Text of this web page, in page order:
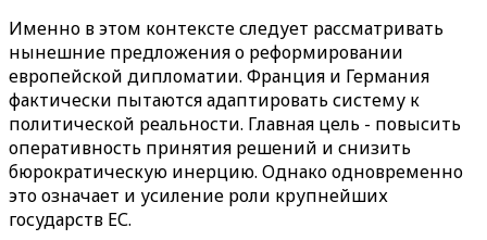
Именно в этом контексте следует рассматривать
нынешние предложения о реформировании
европейской дипломатии. Франция и Германия
фактически пытаются адаптировать систему к
политической реальности. Главная цель - повысить
оперативность принятия решений и снизить
бюрократическую инерцию. Однако одновременно
это означает и усиление роли крупнейших
государств ЕС.